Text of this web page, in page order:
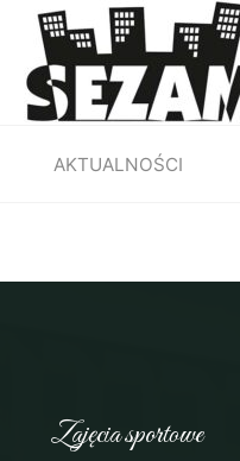
AKTUALNOŚCI
Zajęcia sportowe